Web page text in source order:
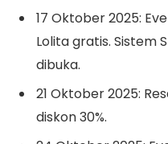
17 Oktober 2025:
Lolita gratis. Sistem
dibuka.
21 Oktober 2025:
diskon 30%.